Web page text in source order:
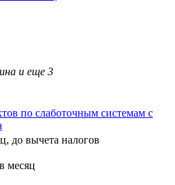
и еще 3
по слаботочным системам с
до вычета налогов
месяц